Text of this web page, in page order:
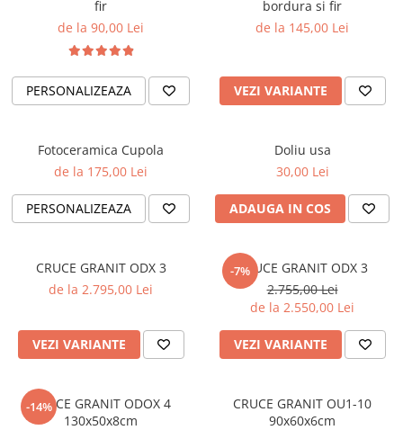
fir
de la 90,00 Lei
PERSONALIZEAZA
bordura si fir
de la 145,00 Lei
VEZI VARIANTE
Fotoceramica Cupola
de la 175,00 Lei
PERSONALIZEAZA
Doliu usa
30,00 Lei
ADAUGA IN COS
CRUCE GRANIT ODX 3
de la 2.795,00 Lei
VEZI VARIANTE
-7%
CRUCE GRANIT ODX 3
2.755,00 Lei
de la 2.550,00 Lei
VEZI VARIANTE
-14%
CRUCE GRANIT ODOX 4
130x50x8cm
CRUCE GRANIT OU1-10
90x60x6cm